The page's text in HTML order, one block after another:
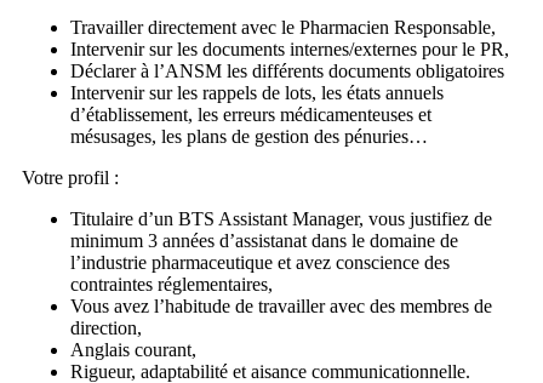
Travailler directement avec le Pharmacien Responsable,
Intervenir sur les documents internes/externes pour le PR,
Déclarer à l’ANSM les différents documents obligatoires
Intervenir sur les rappels de lots, les états annuels
d’établissement, les erreurs médicamenteuses et
mésusages, les plans de gestion des pénuries…
Votre profil :
Titulaire d’un BTS Assistant Manager, vous justifiez de
minimum 3 années d’assistanat dans le domaine de
l’industrie pharmaceutique et avez conscience des
contraintes réglementaires,
Vous avez l’habitude de travailler avec des membres de
direction,
Anglais courant,
Rigueur, adaptabilité et aisance communicationnelle.